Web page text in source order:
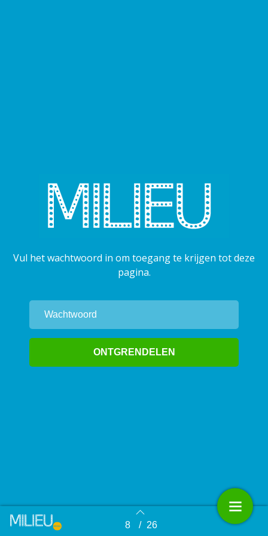
Terug naar overzicht 8 / 26
Vul het wachtwoord in om toegang te krijgen tot deze
pagina.